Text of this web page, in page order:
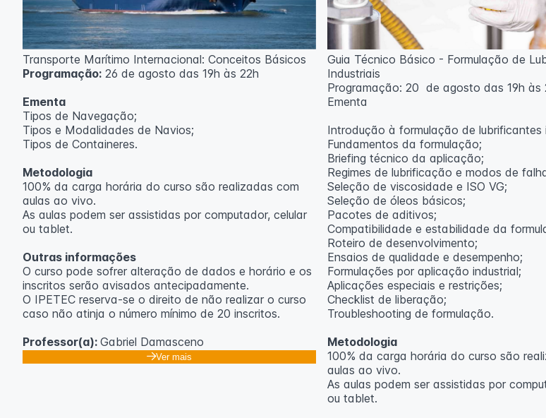
Transporte Marítimo Internacional: Conceitos Básicos
Programação: 26 de agosto das 19h às 22h
Ementa
Tipos de Navegação;
Tipos e Modalidades de Navios;
Tipos de Containeres.
Metodologia
100% da carga horária do curso são realizadas com
aulas ao vivo.
As aulas podem ser assistidas por computador, celular
ou tablet.
Outras informações
O curso pode sofrer alteração de dados e horário e os
inscritos serão avisados ​​antecipadamente.
O IPETEC reserva-se o direito de não realizar o curso
caso não atinja o número mínimo de 20 inscritos.
Professor(a): Gabriel Damasceno
Ver mais
Guia Técnico Básico - Formulação de
Industriais
Programação: 20 de agosto das 19h às
Ementa
Introdução à formulação de lubrificantes
Fundamentos da formulação;
Briefing técnico da aplicação;
Regimes de lubrificação e modos de
Seleção de viscosidade e ISO VG;
Seleção de óleos básicos;
Pacotes de aditivos;
Compatibilidade e estabilidade da
Roteiro de desenvolvimento;
Ensaios de qualidade e desempenho;
Formulações por aplicação industrial;
Aplicações especiais e restrições;
Checklist de liberação;
Troubleshooting de formulação.
Metodologia
100% da carga horária do curso são
aulas ao vivo.
As aulas podem ser assistidas por
ou tablet.